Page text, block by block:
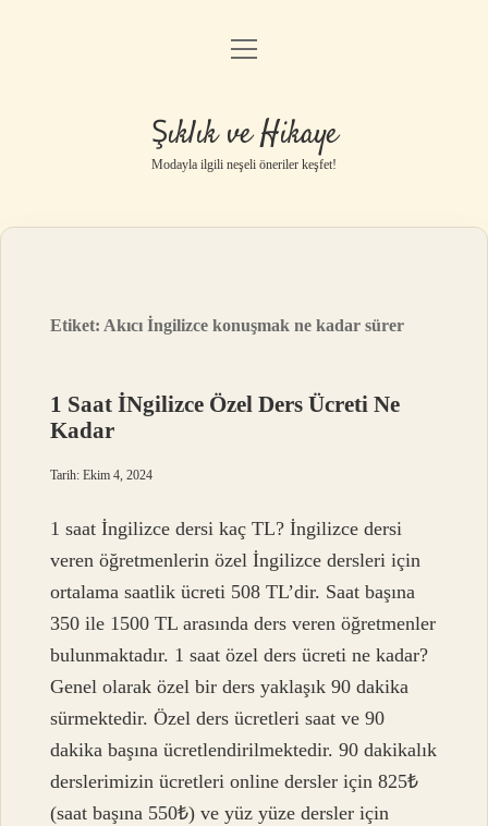
Gizlilik Politikası
Yasal Uyarı
menüyü
Şıklık ve Hikaye
Modayla ilgili neşeli öneriler keşfet!
Etiket: Akıcı İngilizce konuşmak ne kadar sürer
1 Saat İNgilizce Özel Ders Ücreti Ne
Kadar
Tarih: Ekim 4, 2024
1 saat İngilizce dersi kaç TL? İngilizce dersi
veren öğretmenlerin özel İngilizce dersleri için
ortalama saatlik ücreti 508 TL’dir. Saat başına
350 ile 1500 TL arasında ders veren öğretmenler
bulunmaktadır. 1 saat özel ders ücreti ne kadar?
Genel olarak özel bir ders yaklaşık 90 dakika
sürmektedir. Özel ders ücretleri saat ve 90
dakika başına ücretlendirilmektedir. 90 dakikalık
derslerimizin ücretleri online dersler için 825₺
(saat başına 550₺) ve yüz yüze dersler için